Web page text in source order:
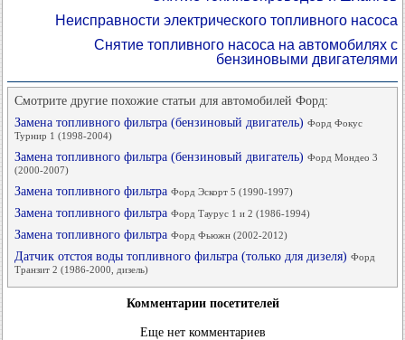
Неисправности электрического топливного насоса
Снятие топливного насоса на автомобилях с
бензиновыми двигателями
Смотрите другие похожие статьи для автомобилей Форд:
Замена топливного фильтра (бензиновый двигатель) Форд Фокус
Турнир 1 (1998-2004)
Замена топливного фильтра (бензиновый двигатель) Форд Мондео 3
(2000-2007)
Замена топливного фильтра Форд Эскорт 5 (1990-1997)
Замена топливного фильтра Форд Таурус 1 и 2 (1986-1994)
Замена топливного фильтра Форд Фьюжн (2002-2012)
Датчик отстоя воды топливного фильтра (только для дизеля) Форд
Транзит 2 (1986-2000, дизель)
Комментарии посетителей
Еще нет комментариев